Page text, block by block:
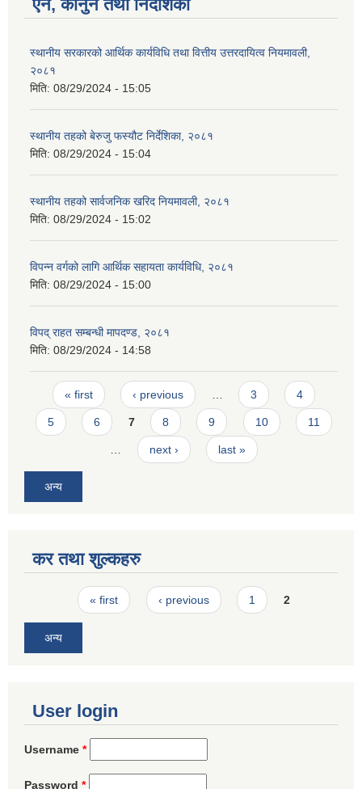
ऐन, कानुन तथा निर्देशिका
स्थानीय सरकारको आर्थिक कार्यविधि तथा वित्तीय उत्तरदायित्व नियमावली,
२०८१
मिति: 08/29/2024 - 15:05
स्थानीय तहको बेरुजु फस्यौट निर्देशिका, २०८१
मिति: 08/29/2024 - 15:04
स्थानीय तहको सार्वजनिक खरिद नियमावली, २०८१
मिति: 08/29/2024 - 15:02
विपन्न वर्गको लागि आर्थिक सहायता कार्यविधि, २०८१
मिति: 08/29/2024 - 15:00
विपद् राहत सम्बन्धी मापदण्ड, २०८१
मिति: 08/29/2024 - 14:58
Pages
« first ‹ previous 3 4
5 6 7 8 9 10 11
next › last »
अन्य
कर तथा शुल्कहरु
Pages« first ‹ previous 1 2
अन्य
User login
Username *
Password *